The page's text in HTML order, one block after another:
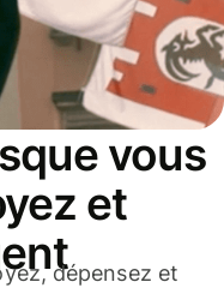
vous
et
dépensez et